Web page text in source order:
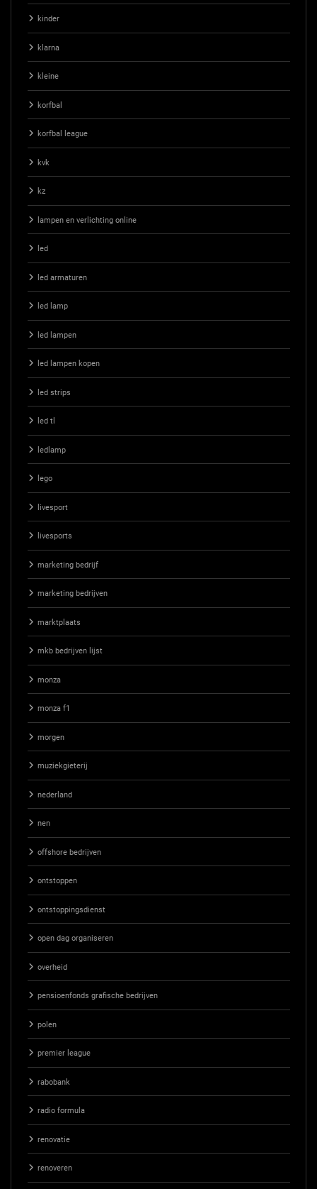
kinder
klarna
kleine
korfbal
korfbal league
kvk
kz
lampen en verlichting online
led
led armaturen
led lamp
led lampen
led lampen kopen
led strips
led tl
ledlamp
lego
livesport
livesports
marketing bedrijf
marketing bedrijven
marktplaats
mkb bedrijven lijst
monza
monza f1
morgen
muziekgieterij
nederland
nen
offshore bedrijven
ontstoppen
ontstoppingsdienst
open dag organiseren
overheid
pensioenfonds grafische bedrijven
polen
premier league
rabobank
radio formula
renovatie
renoveren